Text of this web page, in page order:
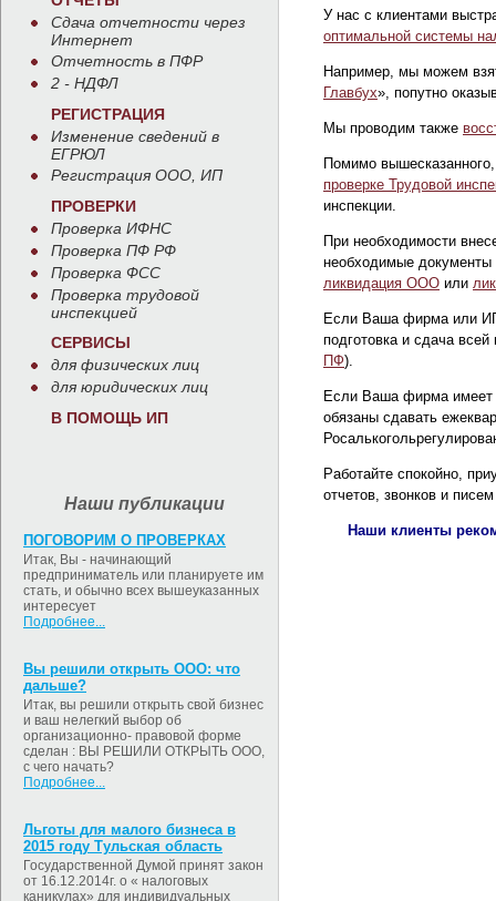
Сдача отчетности через
Интернет
Отчетность в ПФР
2 - НДФЛ
РЕГИСТРАЦИЯ
Изменение сведений в
ЕГРЮЛ
Регистрация ООО, ИП
ПРОВЕРКИ
Проверка ИФНС
Проверка ПФ РФ
Проверка ФСС
Проверка трудовой
инспекцией
СЕРВИСЫ
для физических лиц
для юридических лиц
В ПОМОЩЬ ИП
Наши публикации
ПОГОВОРИМ О ПРОВЕРКАХ
Итак, Вы - начинающий
предприниматель или планируете им
стать, и обычно всех вышеуказанных
интересует
Подробнее...
Вы решили открыть ООО: что
дальше?
Итак, вы решили открыть свой бизнес
и ваш нелегкий выбор об
организационно- правовой форме
сделан : ВЫ РЕШИЛИ ОТКРЫТЬ ООО,
с чего начать?
Подробнее...
Льготы для малого бизнеса в
2015 году Тульская область
Государственной Думой принят закон
от 16.12.2014г. о « налоговых
каникулах» для индивидуальных
У нас с клиентами
оптимальной системы
Например, мы можем
Главбух», попутно
Мы проводим также
Помимо
проверке Трудовой
инспекции.
При необходимости
необходимые
ликвидация ООО или
Если Ваша фирма или ИП
подготовка и сдача
ПФ).
Если Ваша фирма имеет
обязаны сдавать
Работайте спокойно,
отчетов, звонков и
Наши клиенты